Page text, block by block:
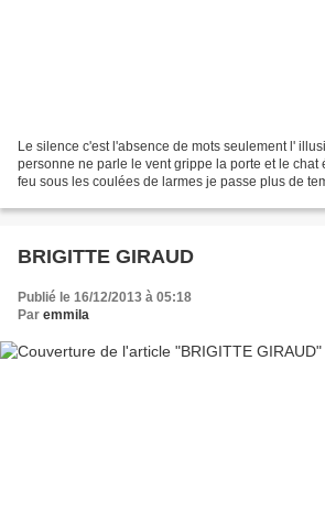
Le silence c'est l'absence de mots seulement l'
personne ne parle le vent grippe la porte et le chat
feu sous les coulées de larmes je passe plus de
BRIGITTE GIRAUD
Publié le 16/12/2013 à 05:18
Par emmila